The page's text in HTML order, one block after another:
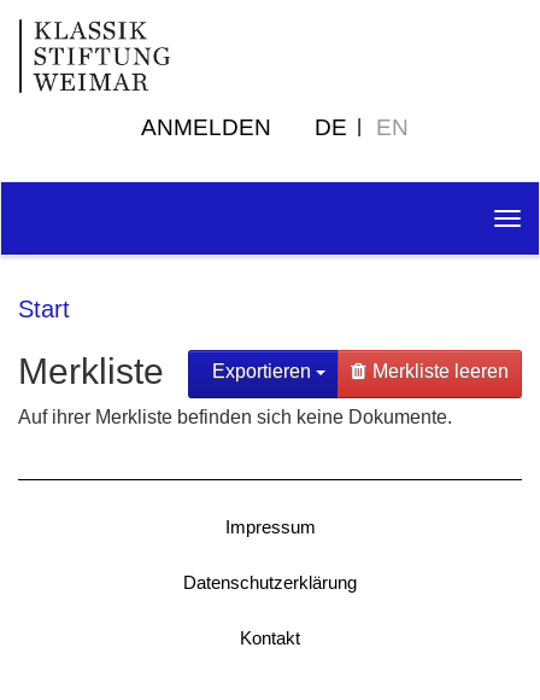
ANMELDEN DE EN
Start
Exportieren Merkliste leeren
Merkliste
Auf ihrer Merkliste befinden sich keine Dokumente.
Impressum
Datenschutzerklärung
Kontakt